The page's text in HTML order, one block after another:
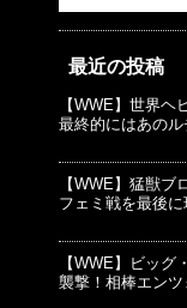
最近の投稿
【WWE】世界ヘ
最終的にはあのル
【WWE】猛獣ブ
フェミ戦を最後
【WWE】ビッ
襲撃！相棒エン
© プロ